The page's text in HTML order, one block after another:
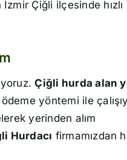
Çiğli ilçesinde hızlı
Çiğli hurda alan
yöntemi ile
yerinden alım
Hurdacı firmamızdan